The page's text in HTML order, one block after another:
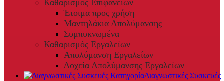
Καθαρισμός Επιφανειών
Έτοιμα προς χρήση
Μαντηλάκια Απολύμανσης
Συμπυκνωμένα
Καθαρισμός Εργαλείων
Απολύμανση Εργαλείων
Δοχεία Απολύμανσης Εργαλείων
Διαγνωστικές Συσκευές